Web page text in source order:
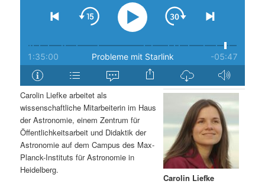
Carolin Liefke
Carolin Liefke arbeitet als
wissenschaftliche Mitarbeiterin im Haus
der Astronomie, einem Zentrum für
Öffentlichkeitsarbeit und Didaktik der
Astronomie auf dem Campus des Max-
Planck-Instituts für Astronomie in
Heidelberg.